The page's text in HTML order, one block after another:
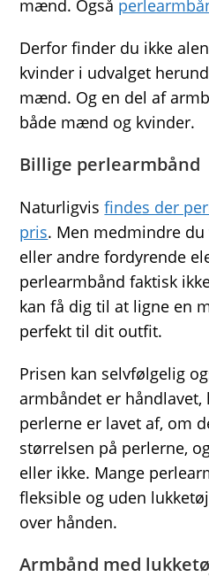
mænd. Også
Derfor finder du ikke
kvinder i udvalget
mænd. Og en del af
både mænd og kvinder.
Billige perlearmbånd
Naturligvisfindes der
pris. Men medmindre
eller andre fordyrende
perlearmbånd faktisk
kan få dig til at ligne en
perfekt til dit outfit.
Prisen kan selvfølgelig
armbåndet er
perlerne er lavet af, om
størrelsen på perlerne,
eller ikke. Mange
fleksible og uden
over hånden.
Armbånd med